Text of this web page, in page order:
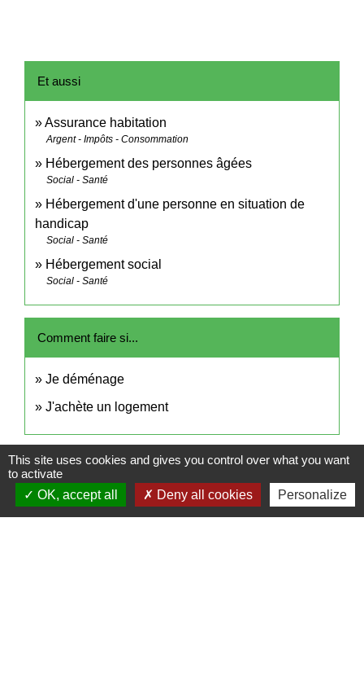
Et aussi
Assurance habitation
Argent - Impôts - Consommation
Hébergement des personnes âgées
Social - Santé
Hébergement d'une personne en situation de
handicap
Social - Santé
Hébergement social
Social - Santé
Comment faire si...
Je déménage
J'achète un logement
Signaler une erreur sur cette page
This site uses cookies and gives you control over what you want
to activate
OK, accept all
Deny all cookies Personalize